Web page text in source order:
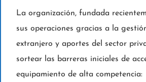
La organización, fundada
sus operaciones gracias a la
extranjero y aportes del sector
sortear las barreras iniciales de
equipamiento de alta competencia: